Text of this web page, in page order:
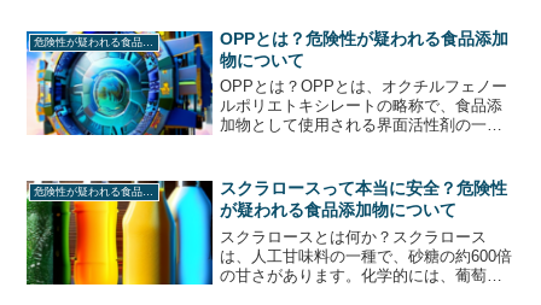
す。しかし、TBZには健康への懸念が指
摘され...
OPPとは？危険性が疑われる食品添加
物について
OPPとは？OPPとは、オクチルフェノー
ルポリエトキシレートの略称で、食品添
加物として使用される界面活性剤の一種
ズ、ドレッシングなどの加工食品に多く
含まれています。しかし...
危険性が疑われる食品添加物
スクラロースって本当に安全？危険性
が疑われる食品添加物について
スクラロースとは何か？スクラロース
は、人工甘味料の一種で、砂糖の約600倍
の甘さがあります。化学的には、葡萄糖